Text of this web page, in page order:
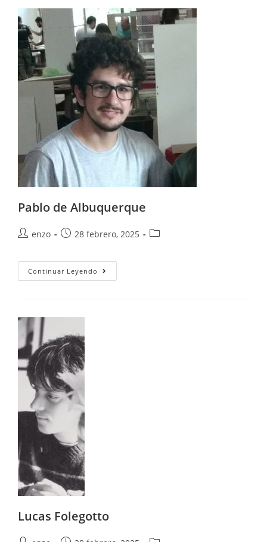
Pablo de Albuquerque
enzo 28 febrero, 2025
Continuar Leyendo
Lucas Folegotto